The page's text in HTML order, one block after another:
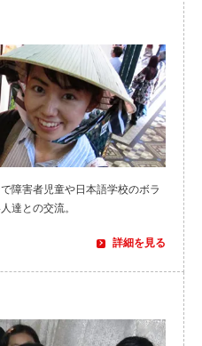
障害者児童や日本語学校のボラ
達との交流。
詳細を見る